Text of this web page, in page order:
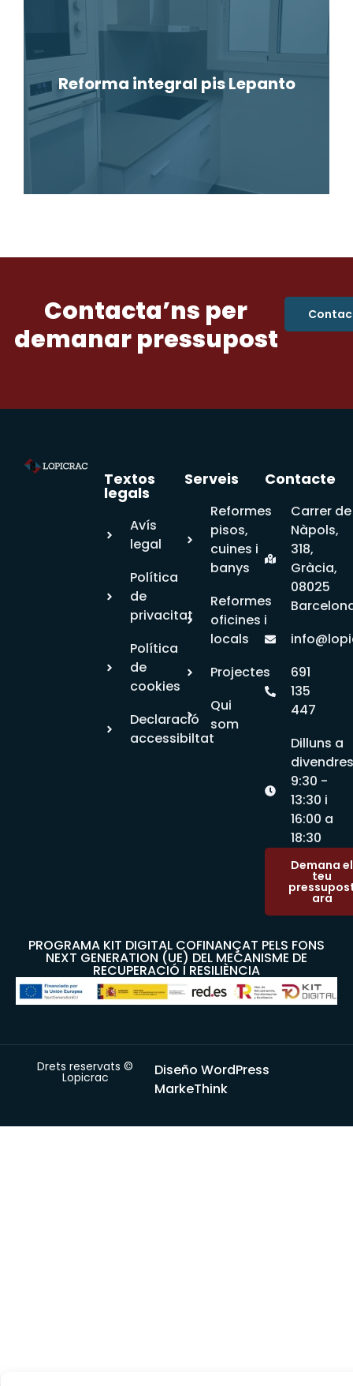
Reforma integral pis Lepanto
Contacta’ns per
demanar pressupost
Textos
legals
Avís
legal
Política
de
privacitat
Política
de
cookies
Declaració
accessibiltat
Serveis
Reformes
pisos,
cuines i
banys
Reformes
oficines i
locals
Projectes
Qui
som
Contacte
Carrer de
Nàpols,
318,
Gràcia,
08025
691
135
447
Dilluns a
divendres
9:30 -
13:30 i
16:00 a
18:30
Demana el
teu
ara
PROGRAMA KIT DIGITAL COFINANÇAT PELS FONS
NEXT GENERATION (UE) DEL MECANISME DE
RECUPERACIÓ I RESILIÈNCIA
Drets reservats ©
Lopicrac
Diseño WordPress
MarkeThink